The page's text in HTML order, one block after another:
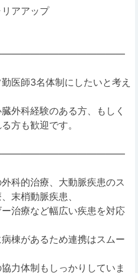
アアップ
医師3名体制にしたいと考え
外科経験のある方、もしく
方も歓迎です。
科的治療、大動脈疾患のス
末梢動脈疾患、
治療など幅広い疾患を対応
棟があるため連携はスムー
力体制もしっかりしていま